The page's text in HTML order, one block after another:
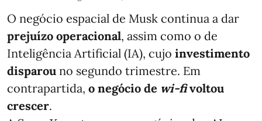
O negócio espacial de Musk continua a dar
prejuízo operacional, assim como o de
Inteligência Artificial (IA), cujo investimento
disparou no segundo trimestre. Em
contrapartida, o negócio de wi-fivoltou
crescer.